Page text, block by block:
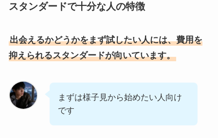
スタンダードで十分な人の特徴
出会えるかどうかをまず試したい人には、費用を
抑えられるスタンダードが向いています。
まずは様子見から始めたい人向け
です